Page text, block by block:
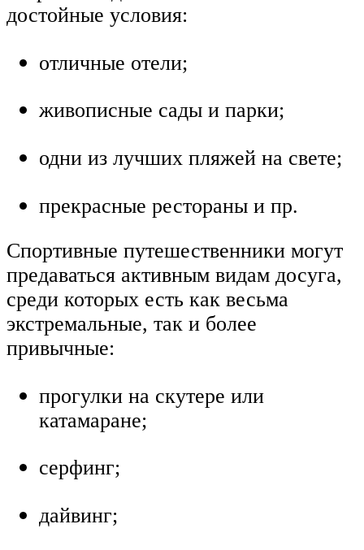
достойные условия:
отличные отели;
живописные сады и парки;
одни из лучших пляжей на свете;
прекрасные рестораны и пр.
Спортивные путешественники могут
предаваться активным видам досуга,
среди которых есть как весьма
экстремальные, так и более
привычные:
прогулки на скутере или
катамаране;
серфинг;
дайвинг;